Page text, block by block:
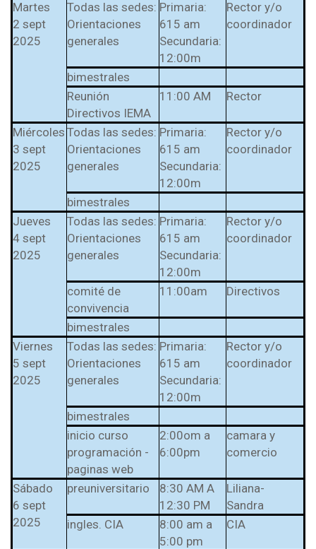
Prest-Math para
docentes
Quiero Saber
Martes
2 sept
2025
Todas las sedes:
Orientaciones
generales
Primaria:
615 am
Secundaria:
12:00m
Rector y/o
coordinador
bimestrales
Reunión
Directivos IEMA
11:00 AM Rector
Miércoles
3 sept
2025
Todas las sedes:
Orientaciones
generales
Primaria:
615 am
Secundaria:
12:00m
Rector y/o
coordinador
bimestrales
Jueves
4 sept
2025
Todas las sedes:
Orientaciones
generales
Primaria:
615 am
Secundaria:
12:00m
Rector y/o
coordinador
comité de
convivencia
11:00am Directivos
bimestrales
Viernes
5 sept
2025
Todas las sedes:
Orientaciones
generales
Primaria:
615 am
Secundaria:
12:00m
Rector y/o
coordinador
bimestrales
inicio curso
programación -
paginas web
2:00om a
6:00pm
camara y
comercio
Sábado
6 sept
2025
preuniversitario
8:30 AM A
12:30 PM
Liliana-
Sandra
ingles. CIA
8:00 am a
5:00 pm
CIA